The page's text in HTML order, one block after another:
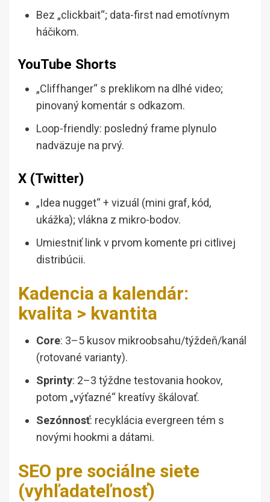
Bez „clickbait“; data-first nad emotívnym
háčikom.
YouTube Shorts
„Cliffhanger“ s preklikom na dlhé video;
pinovaný komentár s odkazom.
Loop-friendly: posledný frame plynulo
nadväzuje na prvý.
X (Twitter)
„Idea nugget“ + vizuál (mini graf, kód,
ukážka); vlákna z mikro-bodov.
Umiestniť link v prvom komente pri citlivej
distribúcii.
Kadencia a kalendár:
kvalita > kvantita
Core: 3–5 kusov mikroobsahu/týždeň/kanál
(rotované varianty).
Sprinty: 2–3 týždne testovania hookov,
potom „výťazné“ kreatívy škálovať.
Sezónnosť: recyklácia evergreen tém s
novými hookmi a dátami.
SEO pre sociálne siete
(vyhľadateľnosť)